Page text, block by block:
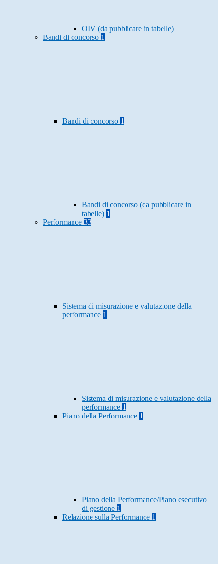
OIV (da pubblicare in tabelle)
Bandi di concorso 1
Bandi di concorso 1
Bandi di concorso (da pubblicare in
tabelle) 1
Performance 33
Sistema di misurazione e valutazione della
performance 1
Sistema di misurazione e valutazione della
performance 1
Piano della Performance 1
Piano della Performance/Piano esecutivo
di gestione 1
Relazione sulla Performance 1